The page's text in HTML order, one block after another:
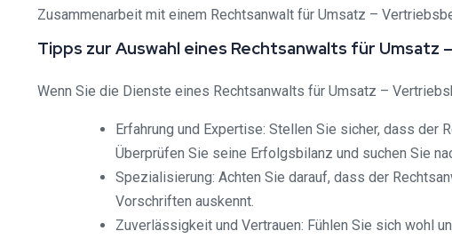
Zusammenarbeit mit einem Rechtsanwalt für Umsatz –
Tipps zur Auswahl eines Rechtsanwalts für
Wenn Sie die Dienste eines Rechtsanwalts für Umsatz –
Erfahrung und Expertise: Stellen Sie sicher, dass der
Überprüfen Sie seine Erfolgsbilanz und suchen Sie
Spezialisierung: Achten Sie darauf, dass der
Vorschriften auskennt.
Zuverlässigkeit und Vertrauen: Fühlen Sie sich wohl